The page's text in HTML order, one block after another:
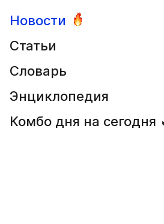
Новости
Статьи
Словарь
Энциклопедия
Комбо дня на сегодня